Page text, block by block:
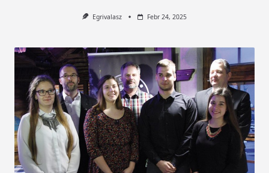
Egrivalasz Febr 24, 2025